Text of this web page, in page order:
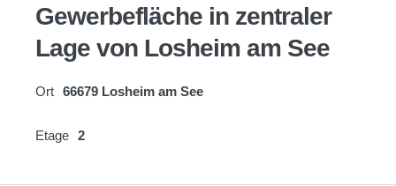
Gewerbefläche in zentraler
Lage von Losheim am See
Ort 66679 Losheim am See
Etage 2